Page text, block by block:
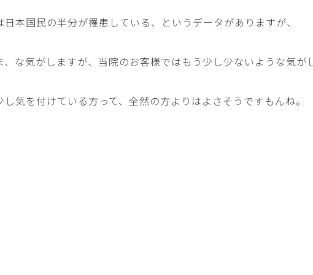
日本国民の半分が罹患している、というデータがありますが、
、な気がしますが、当院のお客様ではもう少し少ないような気が
し気を付けている方って、全然の方よりはよさそうですもんね。